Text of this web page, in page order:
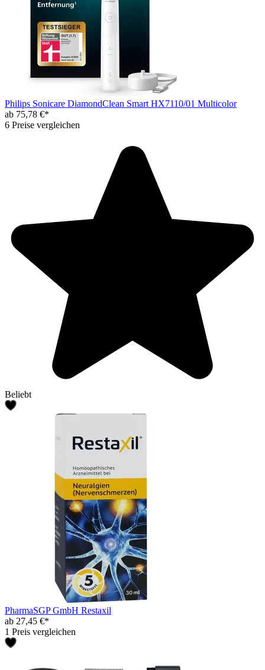
Philips Sonicare DiamondClean Smart HX7110/01 Multicolor
ab 75,78 €*
6 Preise vergleichen
Beliebt
PharmaSGP GmbH Restaxil
ab 27,45 €*
1 Preis vergleichen